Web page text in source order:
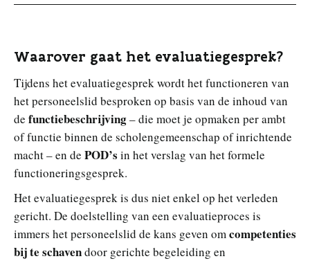
Waarover gaat het evaluatiegesprek?
Tijdens het evaluatiegesprek wordt het functioneren van
het personeelslid besproken op basis van de inhoud van
de functiebeschrijving– die moet je opmaken per ambt
of functie binnen de scholengemeenschap of inrichtende
macht – en de POD’s in het verslag van het formele
functioneringsgesprek.
Het evaluatiegesprek is dus niet enkel op het verleden
gericht. De doelstelling van een evaluatieproces is
immers het personeelslid de kans geven omcompetenties
bij te schavendoor gerichte begeleiding en